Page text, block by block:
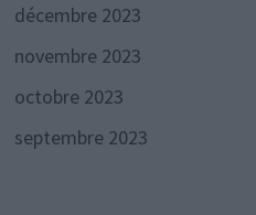
décembre 2023
novembre 2023
octobre 2023
septembre 2023